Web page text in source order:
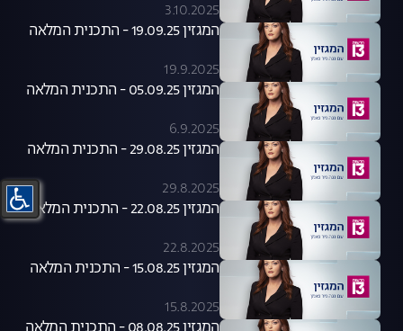
3.10.2025
המגזין 19.09.25 - התכנית המלאה
19.9.2025
המגזין 05.09.25 - התכנית המלאה
6.9.2025
המגזין 29.08.25 - התכנית המלאה
29.8.2025
המגזין 22.08.25 - התכנית המלאה
22.8.2025
המגזין 15.08.25 - התכנית המלאה
15.8.2025